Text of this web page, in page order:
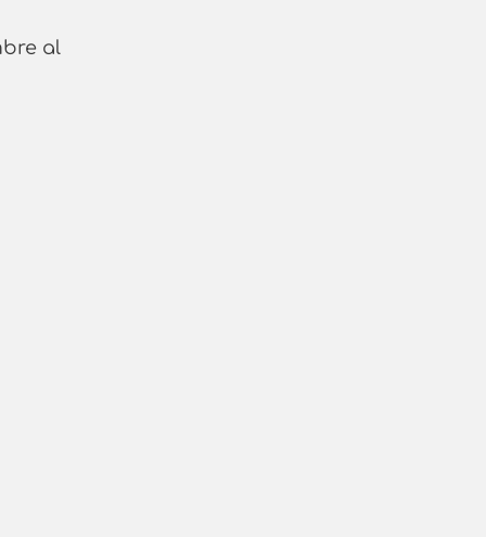
al